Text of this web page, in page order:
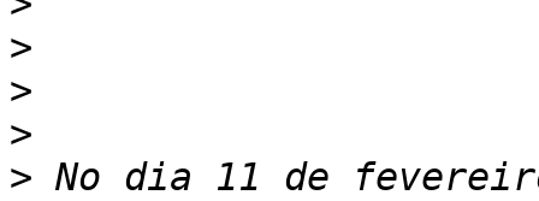
>
>
>
> No dia 11 de